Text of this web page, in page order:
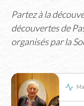
Partez à la
découvertes de
organisés par la